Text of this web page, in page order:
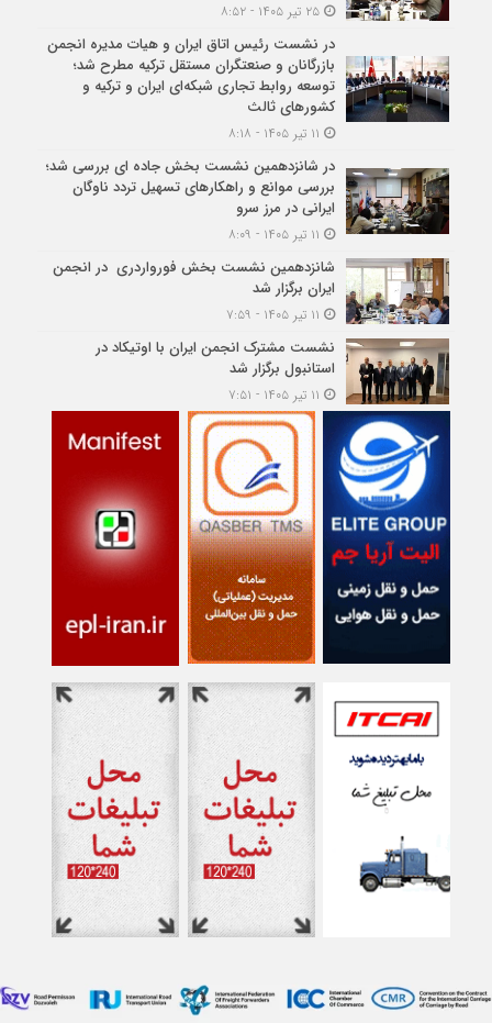
۲۵ تیر ۱۴۰۵ - ۸:۵۲
در نشست رئیس اتاق ایران و هیات مدیره انجمن
بازرگانان و صنعتگران مستقل ترکیه مطرح شد؛
توسعه روابط تجاری شبکه‌ای ایران و ترکیه و
کشورهای ثالث
در شانزدهمین نشست بخش جاده ای بررسی شد؛
بررسی موانع و راهکارهای تسهیل تردد ناوگان
ایرانی در مرز سرو
شانزدهمین نشست بخش فورواردری در انجمن
ایران برگزار شد
نشست مشترک انجمن ایران با اوتیکاد در
استانبول برگزار شد